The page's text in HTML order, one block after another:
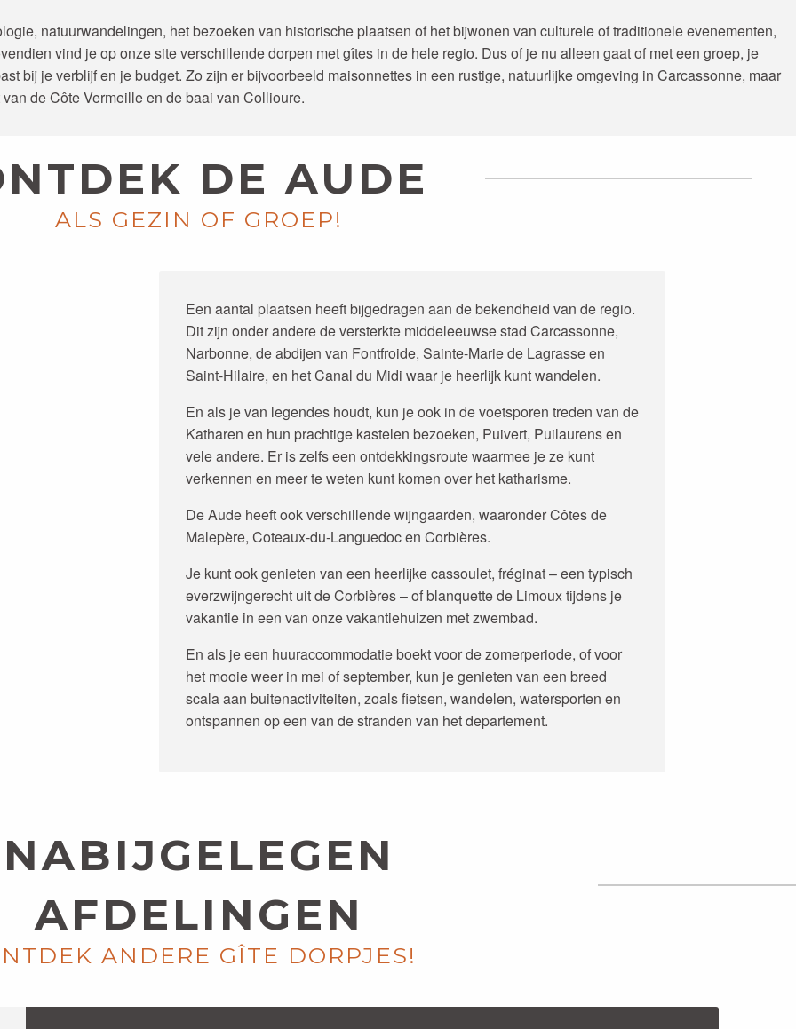
natuurwandelingen, het bezoeken van historische plaatsen of het bijwonen van culturele of traditionele evenementen,
vind je op onze site verschillende dorpen met gîtes in de hele regio. Dus of je nu alleen gaat of met een groep, je
bij je verblijf en je budget. Zo zijn er bijvoorbeeld maisonnettes in een rustige, natuurlijke omgeving in Carcassonne, maar
de Côte Vermeille en de baai van Collioure.
DE AUDE
ALS GEZIN OF GROEP!
Een aantal plaatsen heeft bijgedragen aan de bekendheid van de regio.
Dit zijn onder andere de versterkte middeleeuwse stad Carcassonne,
Narbonne, de abdijen van Fontfroide, Sainte-Marie de Lagrasse en
Saint-Hilaire, en het Canal du Midi waar je heerlijk kunt wandelen.
En als je van legendes houdt, kun je ook in de voetsporen treden van de
Katharen en hun prachtige kastelen bezoeken, Puivert, Puilaurens en
vele andere. Er is zelfs een ontdekkingsroute waarmee je ze kunt
verkennen en meer te weten kunt komen over het katharisme.
De Aude heeft ook verschillende wijngaarden, waaronder Côtes de
Malepère, Coteaux-du-Languedoc en Corbières.
Je kunt ook genieten van een heerlijke cassoulet, fréginat – een typisch
everzwijngerecht uit de Corbières – of blanquette de Limoux tijdens je
vakantie in een van onze vakantiehuizen met zwembad.
En als je een huuraccommodatie boekt voor de zomerperiode, of voor
het mooie weer in mei of september, kun je genieten van een breed
scala aan buitenactiviteiten, zoals fietsen, wandelen, watersporten en
ontspannen op een van de stranden van het departement.
NABIJGELEGEN
AFDELINGEN
ANDERE GÎTE DORPJES!